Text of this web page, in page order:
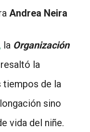
Andrea Neira
la Organización
la
tiempos de la
sino
vida del niñe.